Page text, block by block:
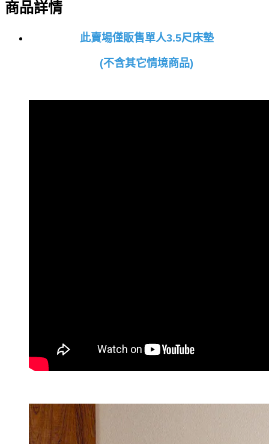
商品詳情
此賣場僅販售單人3.5尺床墊
(不含其它情境商品)